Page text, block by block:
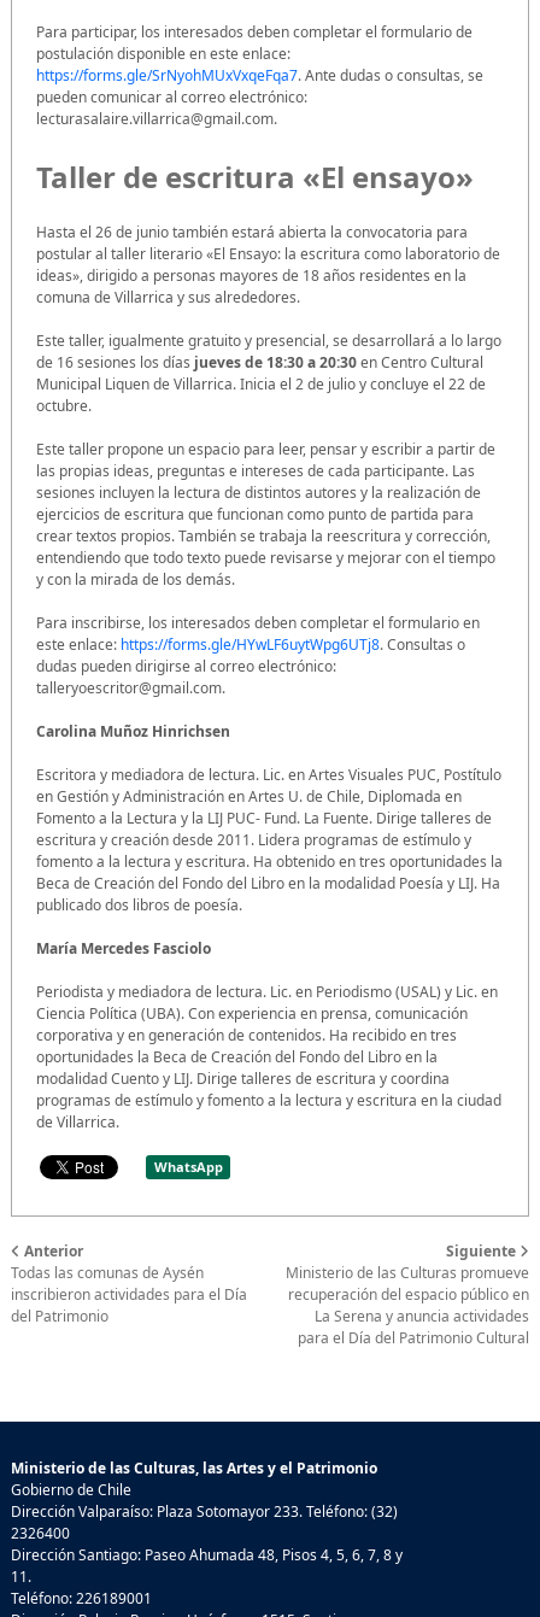
Para participar, los interesados deben completar el formulario de
postulación disponible en este enlace:
https://forms.gle/SrNyohMUxVxqeFqa7. Ante dudas o consultas, se
pueden comunicar al correo electrónico:
lecturasalaire.villarrica@gmail.com.
Taller de escritura «El ensayo»
Hasta el 26 de junio también estará abierta la convocatoria para
postular al taller literario «El Ensayo: la escritura como laboratorio de
ideas», dirigido a personas mayores de 18 años residentes en la
comuna de Villarrica y sus alrededores.
Este taller, igualmente gratuito y presencial, se desarrollará a lo largo
de 16 sesiones los días jueves de 18:30 a 20:30en Centro Cultural
Municipal Liquen de Villarrica. Inicia el 2 de julio y concluye el 22 de
octubre.
Este taller propone un espacio para leer, pensar y escribir a partir de
las propias ideas, preguntas e intereses de cada participante. Las
sesiones incluyen la lectura de distintos autores y la realización de
ejercicios de escritura que funcionan como punto de partida para
crear textos propios. También se trabaja la reescritura y corrección,
entendiendo que todo texto puede revisarse y mejorar con el tiempo
y con la mirada de los demás.
Para inscribirse, los interesados deben completar el formulario en
este enlace: https://forms.gle/HYwLF6uytWpg6UTj8. Consultas o
dudas pueden dirigirse al correo electrónico:
talleryoescritor@gmail.com.
Carolina Muñoz Hinrichsen
Escritora y mediadora de lectura. Lic. en Artes Visuales PUC, Postítulo
en Gestión y Administración en Artes U. de Chile, Diplomada en
Fomento a la Lectura y la LIJ PUC- Fund. La Fuente. Dirige talleres de
escritura y creación desde 2011. Lidera programas de estímulo y
fomento a la lectura y escritura. Ha obtenido en tres oportunidades la
Beca de Creación del Fondo del Libro en la modalidad Poesía y LIJ. Ha
publicado dos libros de poesía.
María Mercedes Fasciolo
Periodista y mediadora de lectura. Lic. en Periodismo (USAL) y Lic. en
Ciencia Política (UBA). Con experiencia en prensa, comunicación
corporativa y en generación de contenidos. Ha recibido en tres
oportunidades la Beca de Creación del Fondo del Libro en la
modalidad Cuento y LIJ. Dirige talleres de escritura y coordina
programas de estímulo y fomento a la lectura y escritura en la ciudad
de Villarrica.
WhatsApp
Anterior
Todas las comunas de Aysén
inscribieron actividades para el Día
del Patrimonio
Siguiente
Ministerio de las Culturas promueve
recuperación del espacio público en
La Serena y anuncia actividades
para el Día del Patrimonio Cultural
Ministerio de las Culturas, las Artes y el Patrimonio
Gobierno de Chile
Dirección Valparaíso: Plaza Sotomayor 233. Teléfono: (32)
2326400
Dirección Santiago: Paseo Ahumada 48, Pisos 4, 5, 6, 7, 8 y
11.
Teléfono: 226189001